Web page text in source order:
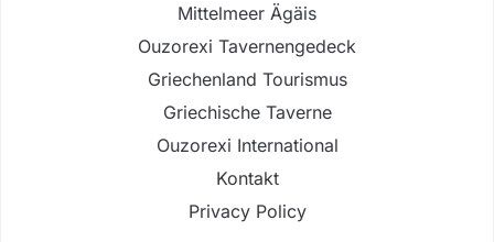
Mittelmeer Ägäis
Ouzorexi Tavernengedeck
Griechenland Tourismus
Griechische Taverne
Ouzorexi International
Kontakt
Privacy Policy